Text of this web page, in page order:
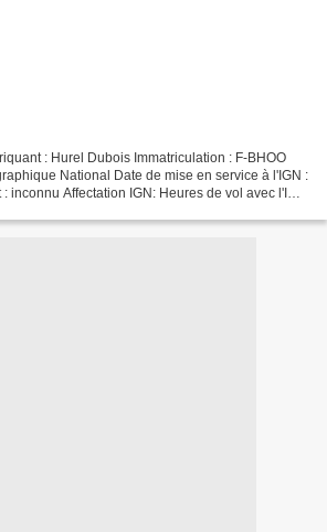
: Hurel Dubois Immatriculation : F-BHOO
National Date de mise en service à l'IGN :
inconnu Affectation IGN: Heures de vol avec l'IGN